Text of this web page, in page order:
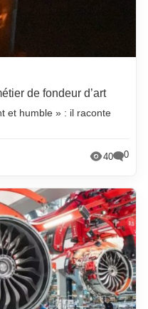
de fondeur d’art
et humble » : il raconte
40 0